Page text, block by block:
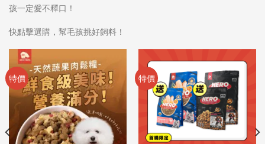
孩一定愛不釋口！
快點擊選購，幫毛孩挑好飼料！
特價 特價